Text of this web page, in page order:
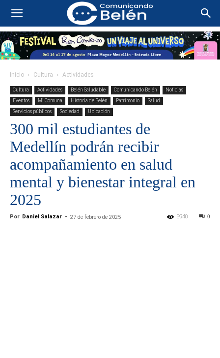
Inicio Cultura Actividades
Cultura Actividades Belén Saludable Comunicando Belén
Noticias
Eventos
Mi Comuna Historia de Belén Patrimonio
Salud
Servicios públicos
Sociedad Ubicación
300 mil estudiantes de
Medellín podrán recibir
acompañamiento en salud
mental y bienestar integral en
2025
Por Daniel Salazar - 27 de febrero de 2025 0
5940